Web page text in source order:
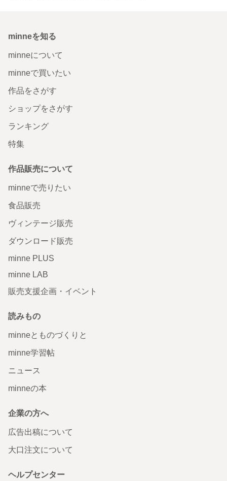
minneを知る
minneについて
minneで買いたい
作品をさがす
ショップをさがす
ランキング
特集
作品販売について
minneで売りたい
食品販売
ヴィンテージ販売
ダウンロード販売
minne PLUS
minne LAB
販売支援企画・イベント
読みもの
minneとものづくりと
minne学習帖
ニュース
minneの本
企業の方へ
広告出稿について
大口注文について
ヘルプセンター